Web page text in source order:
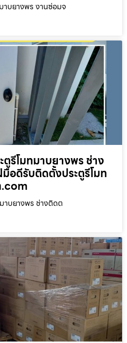
าบยางพร งานซ่อมจ
ตูรีโมทมาบยางพร ช่าง
อดีรับติดตั้งประตูรีโมท
.com
าบยางพร ช่างติดต